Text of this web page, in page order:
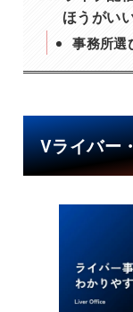
ほうがい
事務所選
Vライバー